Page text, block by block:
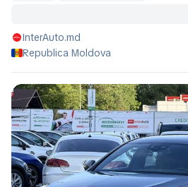
InterAuto.md
Republica Moldova